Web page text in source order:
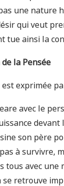
pas une nature
qui veut
tue ainsi la
la Pensée
est exprimée
avec le
devant
son père
à survivre,
tous avec une
se retrouve